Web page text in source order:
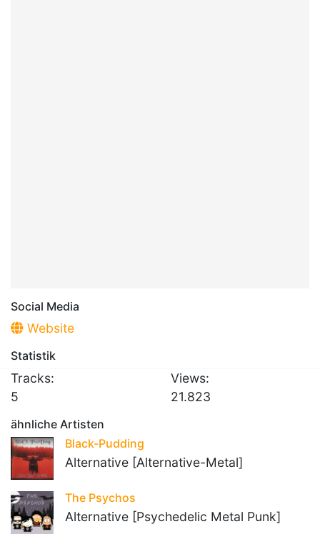
Social Media
Website
Statistik
Tracks:
5
Views:
21.823
ähnliche Artisten
Black-Pudding
Alternative [Alternative-Metal]
The Psychos
Alternative [Psychedelic Metal Punk]